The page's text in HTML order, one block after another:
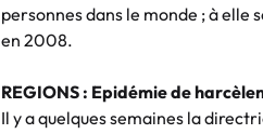
personnes dans le monde ; à elle
en 2008.
REGIONS : Epidémie de
Il y a quelques semaines la